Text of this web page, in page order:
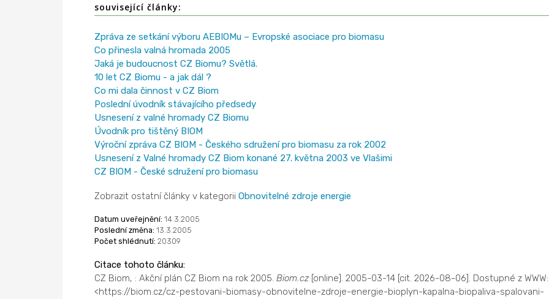
související články:
Zpráva ze setkání výboru AEBIOMu – Evropské asociace pro biomasu
Co přinesla valná hromada 2005
Jaká je budoucnost CZ Biomu? Světlá.
10 let CZ Biomu - a jak dál ?
Co mi dala činnost v CZ Biom
Poslední úvodník stávajícího předsedy
Usnesení z valné hromady CZ Biomu
Úvodník pro tištěný BIOM
Výroční zpráva CZ BIOM - Českého sdružení pro biomasu za rok 2002
Usnesení z Valné hromady CZ Biom konané 27. května 2003 ve Vlašimi
CZ BIOM - České sdružení pro biomasu
Zobrazit ostatní články v kategorii Obnovitelné zdroje energie
Datum uveřejnění: 14.3.2005
Poslední změna: 13.3.2005
Počet shlédnutí: 20309
Citace tohoto článku:
CZ Biom, : Akční plán CZ Biom na rok 2005. Biom.cz[online]. 2005-03-14 [cit. 2026-08-06]. Dostupné z WWW:
<https://biom.cz/cz-pestovani-biomasy-obnovitelne-zdroje-energie-bioplyn-kapalna-biopaliva-spalovani-